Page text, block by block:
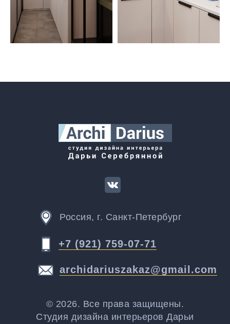
Россия, г. Санкт-Петербург
archidariuszakaz@gmail.com
+7 (921) 759-07-71
© 2026. Все права защищены.
Студия дизайна интерьеров Дарьи